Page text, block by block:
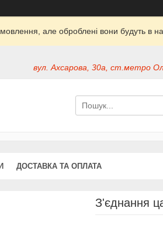
але оброблені вони будуть в
вул. Ахсарова, 30а, ст.метро
ДОСТАВКА ТА ОПЛАТА
З'єднання